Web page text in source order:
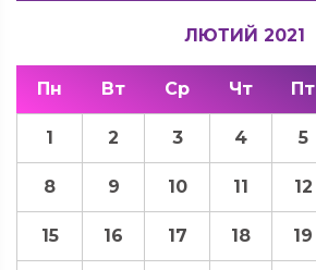
ЛЮТИЙ 2021
Пн Вт Ср Чт Пт
1 2 3 4 5
8 9 10 11 12
15 16 17 18 19